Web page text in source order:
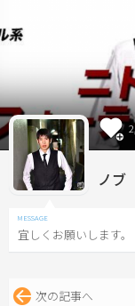
ノブ
宜しくお願いします。
次の記事へ